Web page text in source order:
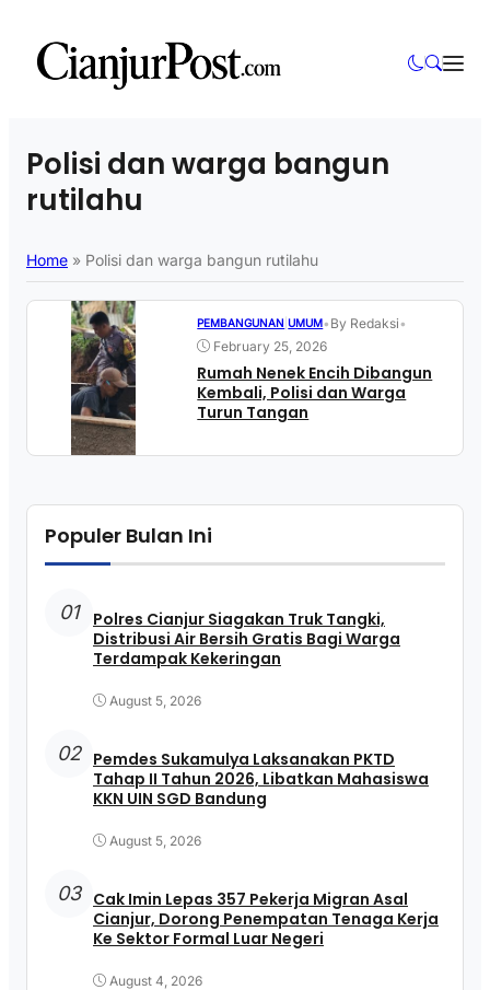
Polisi dan warga bangun
rutilahu
Home » Polisi dan warga bangun rutilahu
PEMBANGUNAN |UMUM• By Redaksi•
February 25, 2026
Rumah Nenek Encih Dibangun
Kembali, Polisi dan Warga
Turun Tangan
Populer Bulan Ini
01
Polres Cianjur Siagakan Truk Tangki,
Distribusi Air Bersih Gratis Bagi Warga
Terdampak Kekeringan
August 5, 2026
02 Pemdes Sukamulya Laksanakan PKTD
Tahap II Tahun 2026, Libatkan Mahasiswa
KKN UIN SGD Bandung
August 5, 2026
03 Cak Imin Lepas 357 Pekerja Migran Asal
Cianjur, Dorong Penempatan Tenaga Kerja
Ke Sektor Formal Luar Negeri
August 4, 2026